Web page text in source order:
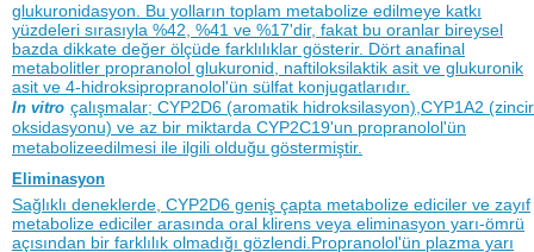
glukuronidasyon. Bu yolların toplam metabolize edilmeye katkı
yüzdeleri sırasıyla %42, %41 ve %17'dir, fakat bu oranlar bireysel
bazda dikkate değer ölçüde farklılıklar gösterir. Dört anafinal
metabolitler propranolol glukuronid, naftiloksilaktik asit ve glukuronik
asit ve 4-hidroksipropranolol'ün sülfat konjugatlarıdır.
In vitro çalışmalar; CYP2D6 (aromatik hidroksilasyon),CYP1A2 (zincir
oksidasyonu) ve az bir miktarda CYP2C19'un propranolol'ün
metabolizeedilmesi ile ilgili olduğu göstermiştir.
Eliminasyon
Sağlıklı deneklerde, CYP2D6 geniş çapta metabolize ediciler ve zayıf
metabolize ediciler arasında oral klirens veya eliminasyon yarı-ömrü
açısından bir farklılık olmadığı gözlendi.Propranolol'ün plazma yarı